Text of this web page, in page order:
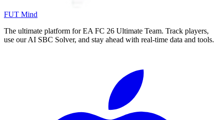
FUT Mind
The ultimate platform for EA FC 26 Ultimate Team. Track players,
use our AI SBC Solver, and stay ahead with real-time data and tools.